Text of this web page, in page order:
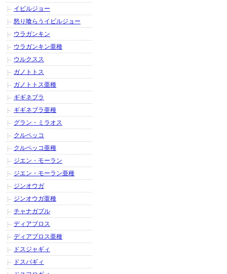
イビルジョー
怒り喰らうイビルジョー
ウラガンキン
ウラガンキン亜種
ウルクスス
ガノトトス
ガノトトス亜種
ギギネブラ
ギギネブラ亜種
グラン・ミラオス
クルペッコ
クルペッコ亜種
ジエン・モーラン
ジエン・モーラン亜種
ジンオウガ
ジンオウガ亜種
チャナガブル
ディアブロス
ディアブロス亜種
ドスジャギィ
ドスバギィ